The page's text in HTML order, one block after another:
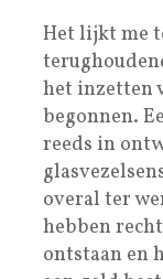
Het lijkt me
het inzetten
begonnen.
reeds in
overal ter
hebben
ontstaan en